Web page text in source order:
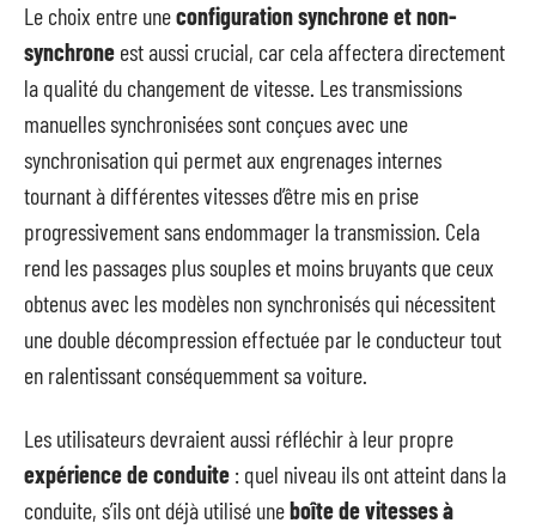
Le choix entre uneconfiguration synchrone et non-
synchrone est aussi crucial, car cela affectera directement
la qualité du changement de vitesse. Les transmissions
manuelles synchronisées sont conçues avec une
synchronisation qui permet aux engrenages internes
tournant à différentes vitesses d’être mis en prise
progressivement sans endommager la transmission. Cela
rend les passages plus souples et moins bruyants que ceux
obtenus avec les modèles non synchronisés qui nécessitent
une double décompression effectuée par le conducteur tout
en ralentissant conséquemment sa voiture.
Les utilisateurs devraient aussi réfléchir à leur propre
expérience de conduite : quel niveau ils ont atteint dans la
conduite, s’ils ont déjà utilisé uneboîte de vitesses à